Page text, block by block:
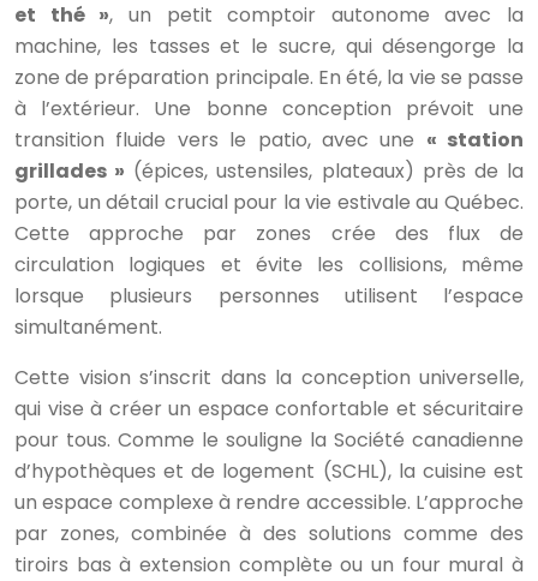
et thé », un petit comptoir autonome avec la
machine, les tasses et le sucre, qui désengorge la
zone de préparation principale. En été, la vie se passe
à l’extérieur. Une bonne conception prévoit une
transition fluide vers le patio, avec une « station
grillades » (épices, ustensiles, plateaux) près de la
porte, un détail crucial pour la vie estivale au Québec.
Cette approche par zones crée des flux de
circulation logiques et évite les collisions, même
lorsque plusieurs personnes utilisent l’espace
simultanément.
Cette vision s’inscrit dans la conception universelle,
qui vise à créer un espace confortable et sécuritaire
pour tous. Comme le souligne la Société canadienne
d’hypothèques et de logement (SCHL), la cuisine est
un espace complexe à rendre accessible. L’approche
par zones, combinée à des solutions comme des
tiroirs bas à extension complète ou un four mural à